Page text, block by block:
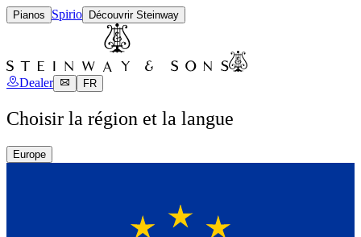
Pianos Spirio Découvrir Steinway
Dealer FR
Choisir la région et la langue
Europe